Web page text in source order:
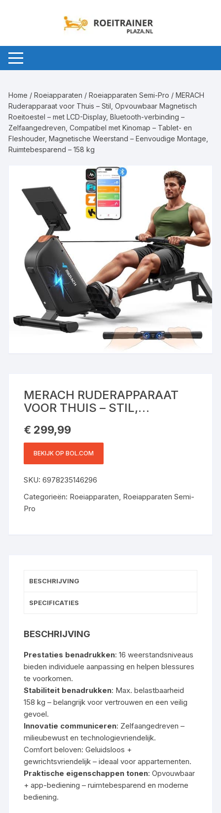
Home /Roeiapparaten /Roeiapparaten Semi-Pro / MERACH
Ruderapparaat voor Thuis – Stil, Opvouwbaar Magnetisch
Roeitoestel – met LCD-Display, Bluetooth-verbinding –
Zelfaangedreven, Compatibel met Kinomap – Tablet- en
Fleshouder, Magnetische Weerstand – Eenvoudige Montage,
Ruimtebesparend – 158 kg
MERACH RUDERAPPARAAT
VOOR THUIS – STIL,
ROEITOESTEL – MET LCD-
DISPLAY, BLUETOOTH-
VERBINDING –
COMPATIBEL MET KINOMAP –
TABLET- EN FLESHOUDER,
MAGNETISCHE WEERSTAND
€ 299,99
BEKIJK OP BOL.COM
SKU:6978235146296
Categorieën: Roeiapparaten, Roeiapparaten Semi-
Pro
BESCHRIJVING
SPECIFICATIES
BESCHRIJVING
Prestaties benadrukken: 16 weerstandsniveaus
bieden individuele aanpassing en helpen blessures
te voorkomen.
Stabiliteit benadrukken: Max. belastbaarheid
158 kg – belangrijk voor vertrouwen en een veilig
gevoel.
Innovatie communiceren: Zelfaangedreven –
milieubewust en technologievriendelijk.
Comfort beloven: Geluidsloos +
gewrichtsvriendelijk – ideaal voor appartementen.
Praktische eigenschappen tonen: Opvouwbaar
+ app-bediening – ruimtebesparend en moderne
bediening.